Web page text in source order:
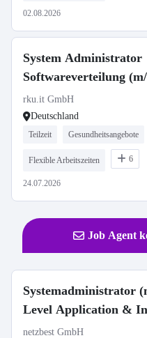
02.08.2026
System Administrator
Softwareverteilung
rku.it GmbH
Deutschland
Teilzeit Gesundheitsangebote
Flexible Arbeitszeiten 6
24.07.2026
Job Agent
Systemadministrator
Level Application &
netzbest GmbH